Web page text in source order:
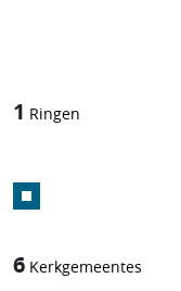
1 Ringen
6 Kerkgemeentes